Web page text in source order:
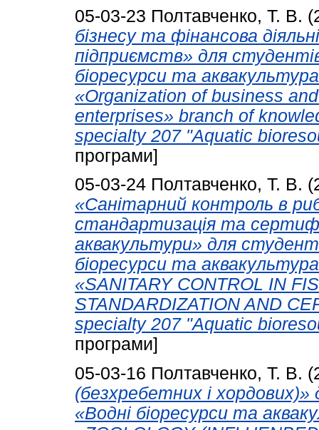
05-03-23 Полтавченко, Т. В.
бізнесу та фінансова
підприємств» для
біоресурси та
«Organization of business
enterprises» branch of
specialty 207 "Aquatic
програми]
05-03-24 Полтавченко, Т. В.
«Санітарний контроль в
стандартизація та
аквакультури» для
біоресурси та
«SANITARY CONTROL IN
STANDARDIZATION AND
specialty 207 "Aquatic
програми]
05-03-16 Полтавченко, Т. В.
(безхребетних і хордових)»
«Водні біоресурси та